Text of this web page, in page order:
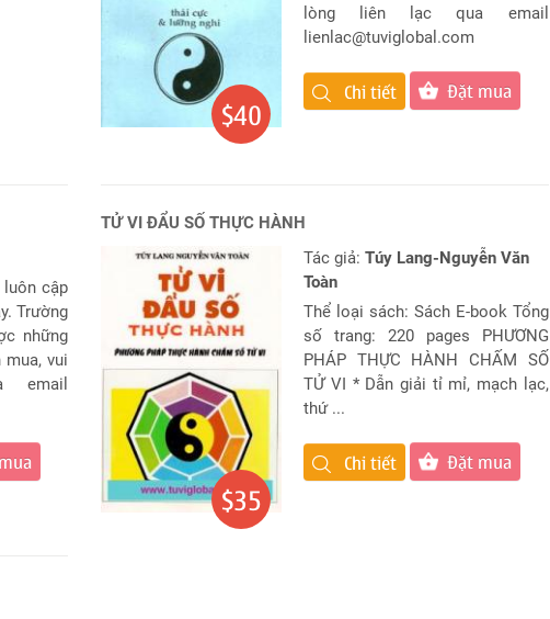
$40
lòng liên lạc qua email
lienlac@tuviglobal.com
Chi tiết Đặt mua
cập
Trường
những
vui
email
TỬ VI ĐẨU SỐ THỰC HÀNH
$35
Tác giả:Túy Lang-Nguyễn Văn
Toàn
Thể loại sách: Sách E-book Tổng
số trang: 220 pages PHƯƠNG
PHÁP THỰC HÀNH CHẤM SỐ
TỬ VI * Dẫn giải tỉ mỉ, mạch lạc,
thứ ...
Chi tiết Đặt mua